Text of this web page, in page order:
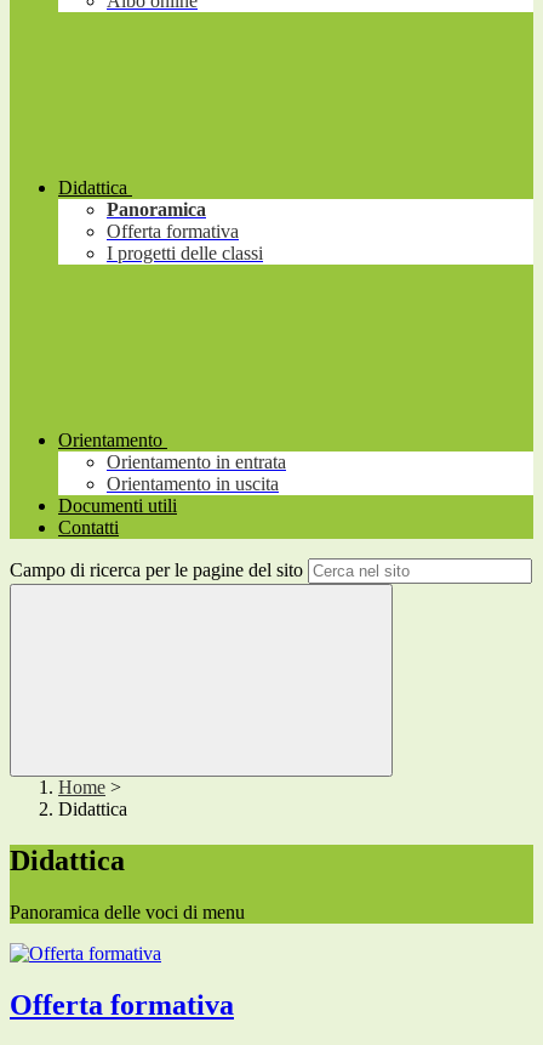
Didattica
Panoramica
Offerta formativa
I progetti delle classi
Orientamento
Orientamento in entrata
Orientamento in uscita
Documenti utili
Contatti
Campo di ricerca per le pagine del sito
Home >
Didattica
Didattica
Panoramica delle voci di menu
Offerta formativa